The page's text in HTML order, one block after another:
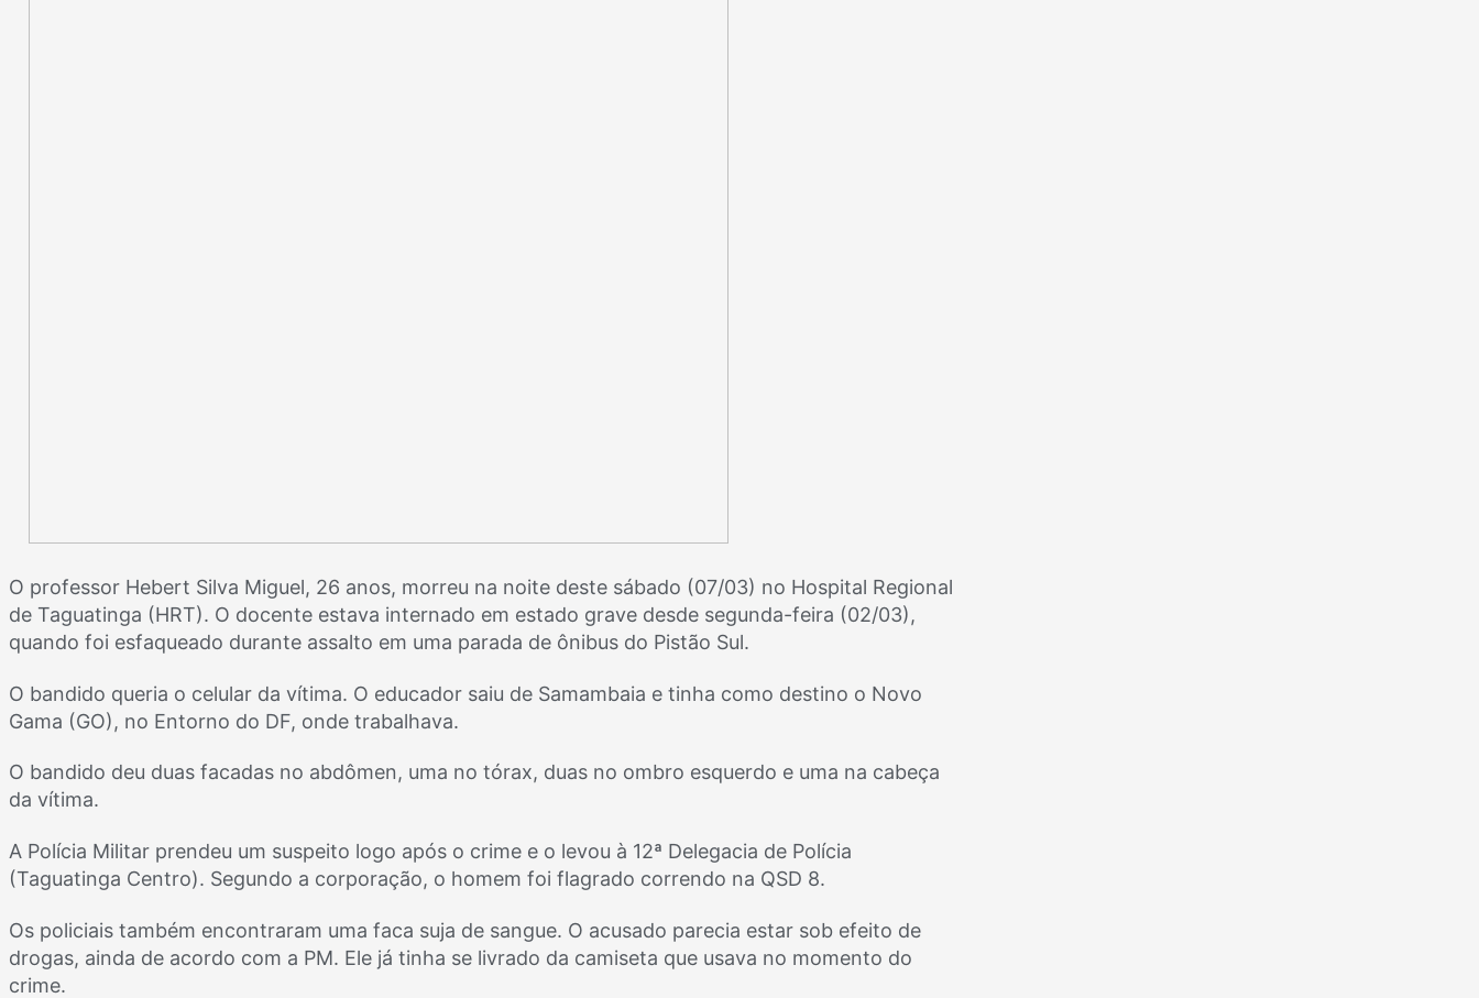
O professor Hebert Silva Miguel, 26 anos, morreu na noite deste sábado (07/03) no Hospital Regional
de Taguatinga (HRT). O docente estava internado em estado grave desde segunda-feira (02/03),
quando foi esfaqueado durante assalto em uma parada de ônibus do Pistão Sul.
O bandido queria o celular da vítima. O educador saiu de Samambaia e tinha como destino o Novo
Gama (GO), no Entorno do DF, onde trabalhava.
O bandido deu duas facadas no abdômen, uma no tórax, duas no ombro esquerdo e uma na cabeça
da vítima.
A Polícia Militar prendeu um suspeito logo após o crime e o levou à 12ª Delegacia de Polícia
(Taguatinga Centro). Segundo a corporação, o homem foi flagrado correndo na QSD 8.
Os policiais também encontraram uma faca suja de sangue. O acusado parecia estar sob efeito de
drogas, ainda de acordo com a PM. Ele já tinha se livrado da camiseta que usava no momento do
crime.